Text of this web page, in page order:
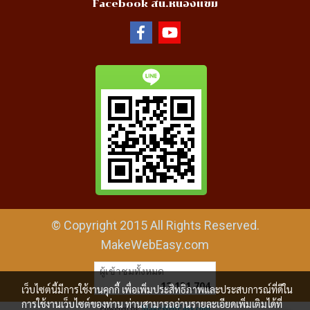
Facebook สน.หนองแขม
© Copyright 2015 All Rights Reserved.
MakeWebEasy.com
ผู้เข้าชมทั้งหมด
12,131,704
เว็บไซต์นี้มีการใช้งานคุกกี้ เพื่อเพิ่มประสิทธิภาพและประสบการณ์ที่ดีใน
การใช้งานเว็บไซต์ของท่าน ท่านสามารถอ่านรายละเอียดเพิ่มเติมได้ที่